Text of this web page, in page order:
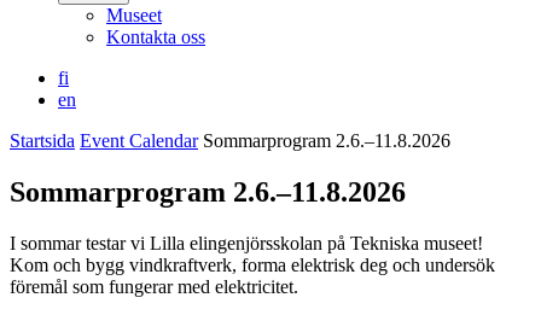
Museet
Kontakta oss
fi
en
Startsida Event Calendar Sommarprogram 2.6.–11.8.2026
Sommarprogram 2.6.–11.8.2026
I sommar testar vi Lilla elingenjörsskolan på Tekniska museet!
Kom och bygg vindkraftverk, forma elektrisk deg och undersök
föremål som fungerar med elektricitet.